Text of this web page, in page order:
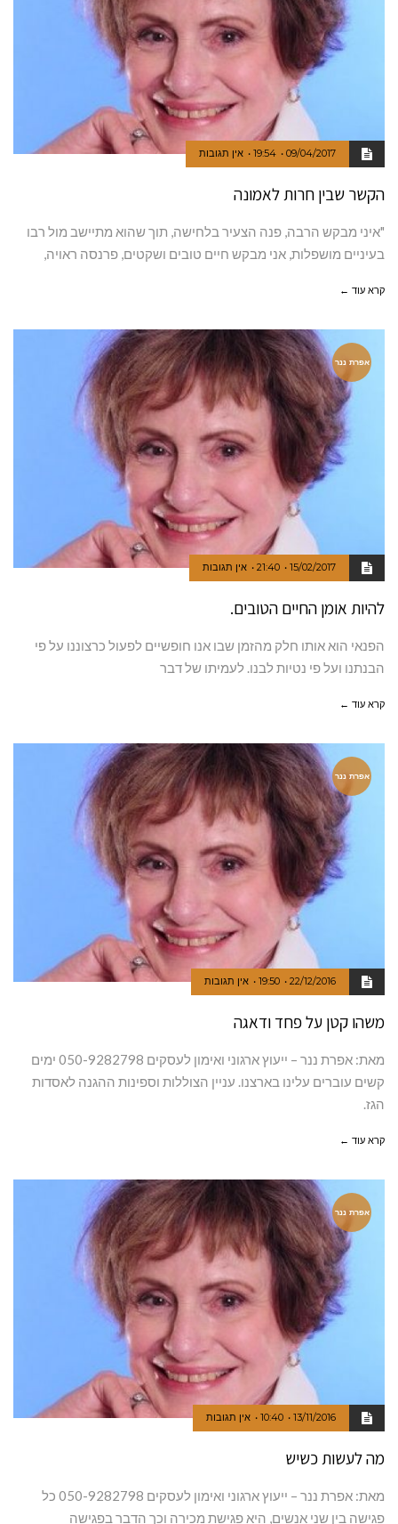
09/04/2017
19:54 אין תגובות
הקשר שבין חרות לאמונה
"איני מבקש הרבה, פנה הצעיר בלחישה, תוך שהוא מתיישב מול רבו
בעיניים מושפלות, אני מבקש חיים טובים ושקטים, פרנסה ראויה,
קרא עוד ←
אפרת ננר
15/02/2017
21:40 אין תגובות
להיות אומן החיים הטובים.
הפנאי הוא אותו חלק מהזמן שבו אנו חופשיים לפעול כרצוננו על פי
הבנתנו ועל פי נטיות לבנו. לעמיתו של דבר
קרא עוד ←
אפרת ננר
22/12/2016
19:50 אין תגובות
משהו קטן על פחד ודאגה
מאת: אפרת ננר – ייעוץ ארגוני ואימון לעסקים 050-9282798 ימים
קשים עוברים עלינו בארצנו. עניין הצוללות וספינות ההגנה לאסדות
הגז.
קרא עוד ←
אפרת ננר
13/11/2016
10:40 אין תגובות
מה לעשות כשיש
מאת: אפרת ננר – ייעוץ ארגוני ואימון לעסקים 050-9282798 כל
פגישה בין שני אנשים, היא פגישת מכירה וכך הדבר בפגישה